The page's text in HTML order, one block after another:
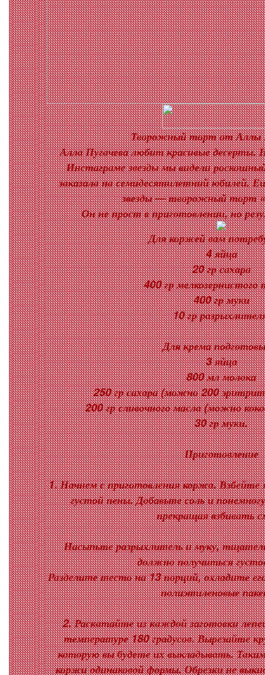
Творожный торт от Аллы
Алла Пугачева любит красивые десерты.
Инстаграме звезды мы видели
заказала на семидесятилетний юбилей.
звезды — творожный торт
Он не прост в приготовлении, но
Для коржей вам
4 яйца
20 гр сахара
400 гр мелкозернистого
400 гр муки
10 гр
Для крема
3 яйца
800 мл молока
250 гр сахара (можно 200
200 гр сливочного масла (можно
30 гр муки.
Приготовление
1. Начнем с приготовления коржа. Взбейте
густой пены. Добавьте соль и
прекращая взбивать
Насыпьте разрыхлитель и муку,
должно получиться
Разделите тесто на 13 порций, охладите
полиэтиленовые
2. Раскатайте из каждой заготовки
температуре 180 градусов. Вырезайте
которую вы будете их выкладывать.
коржи одинаковой формы. Обрезки не